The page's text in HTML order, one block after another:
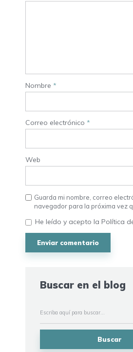
Nombre *
Correo electrónico *
Web
Guarda mi nombre, correo
navegador para la próxima vez
He leído y acepto la Política
Buscar en el blog
Buscar